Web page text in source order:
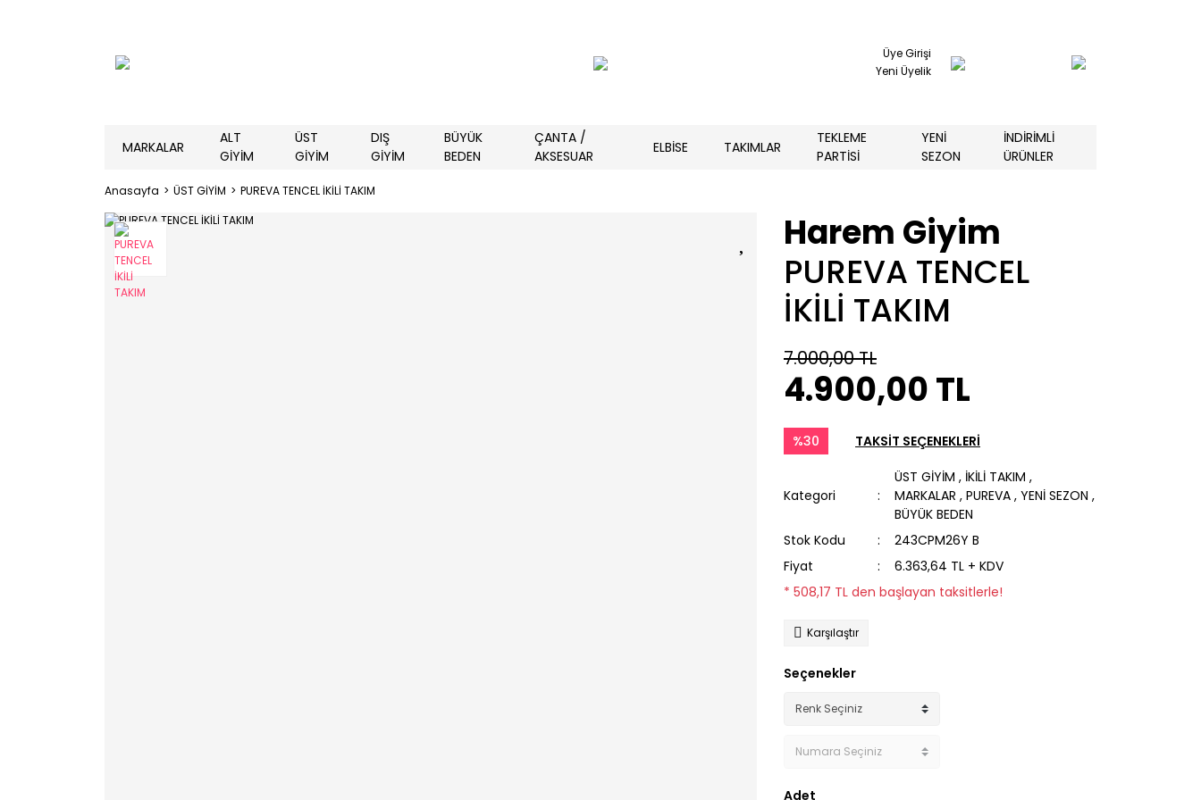
Üye Girişi
Yeni Üyelik
MARKALAR
ALT
GİYİM
ÜST
GİYİM
DIŞ
GİYİM
BÜYÜK
BEDEN
ÇANTA /
AKSESUAR
ELBİSE TAKIMLAR
TEKLEME
PARTİSİ
YENİ
SEZON
İNDİRİMLİ
ÜRÜNLER
Anasayfa ÜST GİYİM PUREVA TENCEL İKİLİ TAKIM
Harem Giyim
PUREVA TENCEL
İKİLİ TAKIM
7.000,00 TL
4.900,00 TL
%30 TAKSİT SEÇENEKLERİ
Kategori
ÜST GİYİM , İKİLİ TAKIM ,
MARKALAR , PUREVA , YENİ SEZON ,
BÜYÜK BEDEN
Stok Kodu
243CPM26Y B
Fiyat
6.363,64 TL + KDV
* 508,17 TL den başlayan taksitlerle!
Karşılaştır
Seçenekler
Adet